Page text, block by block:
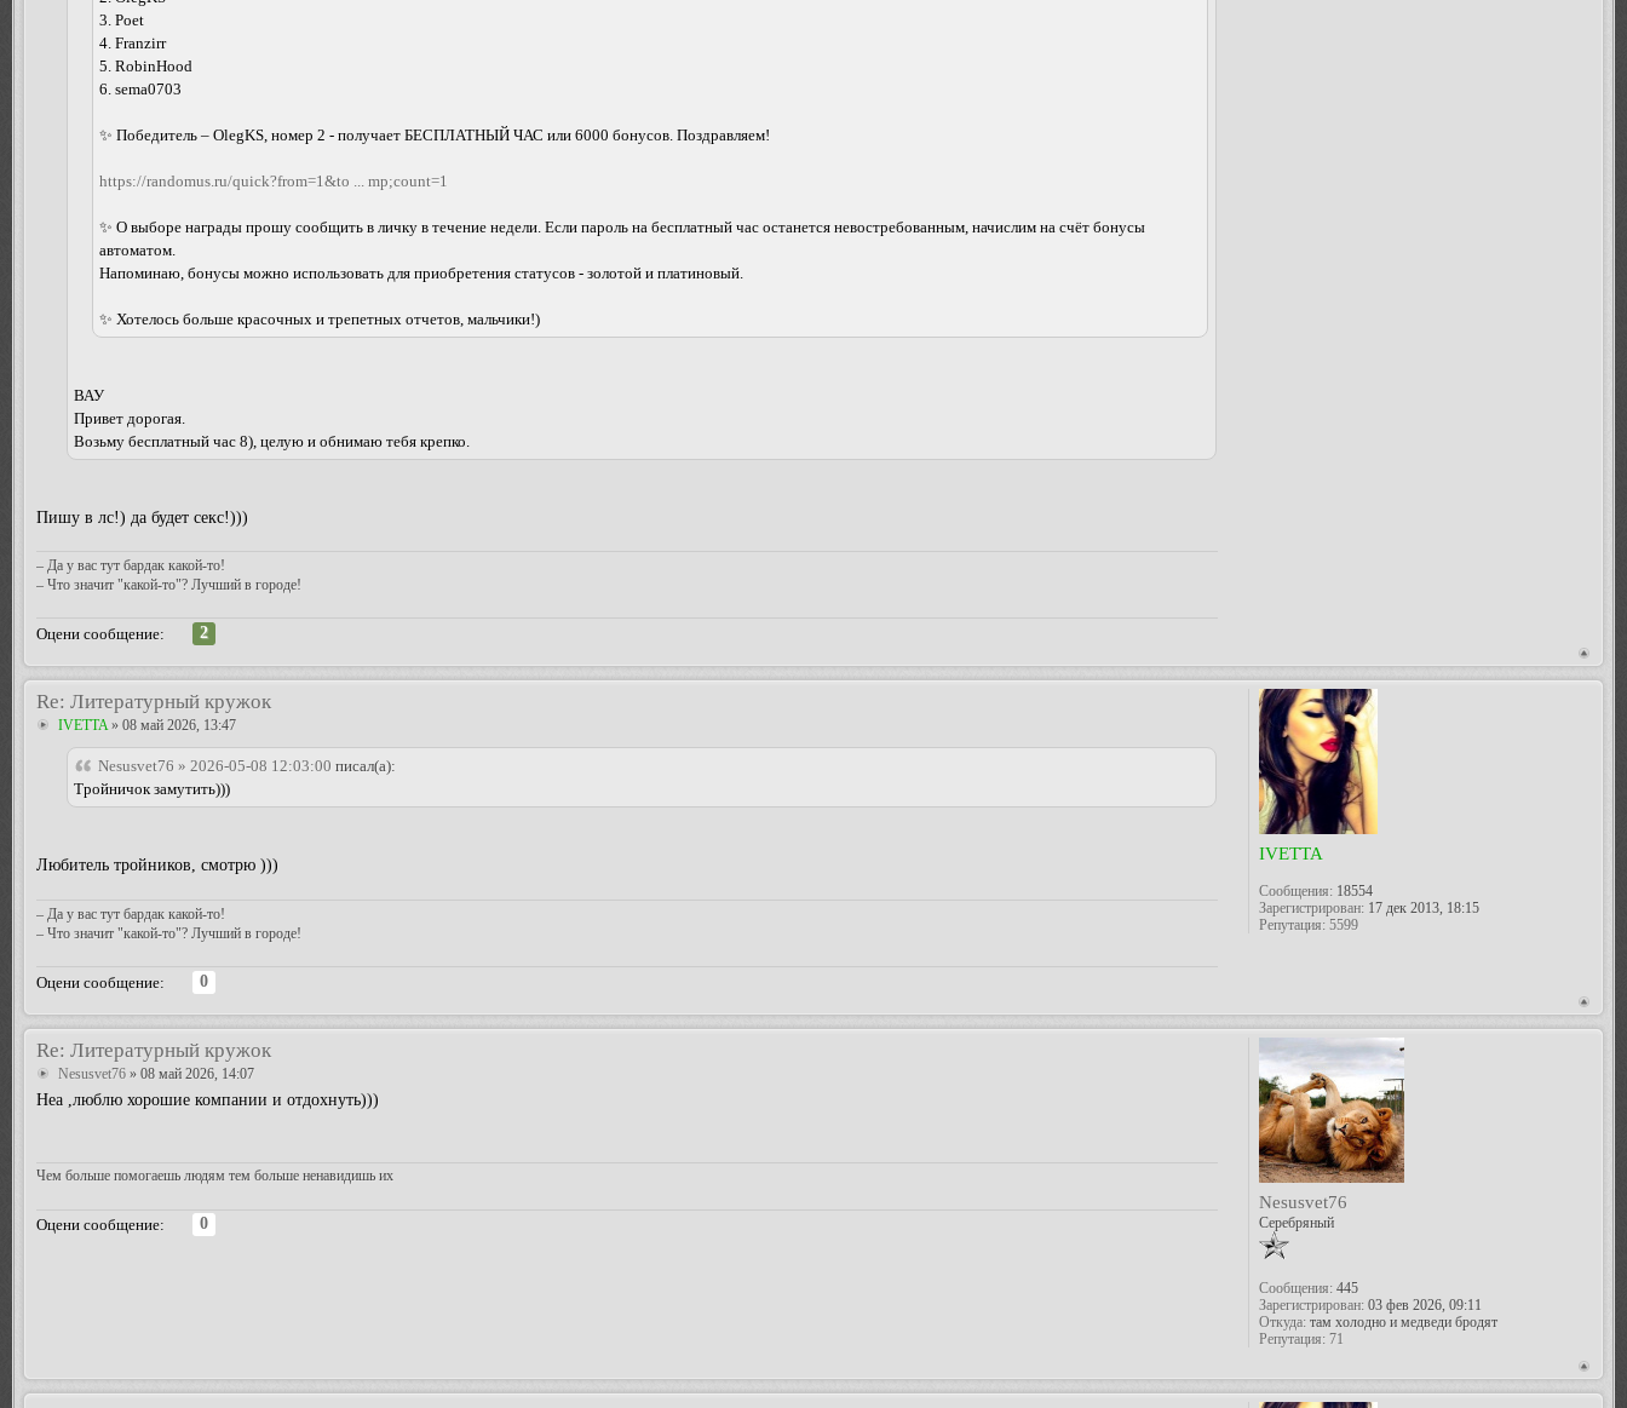
3. Poet
4. Franzirr
5. RobinHood
6. sema0703
✨ Победитель – OlegKS, номер 2 - получает БЕСПЛАТНЫЙ ЧАС или 6000 бонусов. Поздравляем!
https://randomus.ru/quick?from=1&to ... mp;count=1
✨ О выборе награды прошу сообщить в личку в течение недели. Если пароль на бесплатный час останется невостребованным, начислим на счёт бонусы
автоматом.
Напоминаю, бонусы можно использовать для приобретения статусов - золотой и платиновый.
✨ Хотелось больше красочных и трепетных отчетов, мальчики!)
ВАУ
Привет дорогая.
Возьму бесплатный час 8), целую и обнимаю тебя крепко.
Пишу в лс!) да будет секс!)))
– Да у вас тут бардак какой-то!
– Что значит "какой-то"? Лучший в городе!
Оцени сообщение: 2
Re: Литературный кружок
IVETTA» 08 май 2026, 13:47
Nesusvet76 » 2026-05-08 12:03:00 писал(а):
Тройничок замутить)))
Любитель тройников, смотрю )))
– Да у вас тут бардак какой-то!
– Что значит "какой-то"? Лучший в городе!
Оцени сообщение: 0
IVETTA
Сообщения:18554
Зарегистрирован:17 дек 2013, 18:15
Репутация: 5599
Re: Литературный кружок
Nesusvet76 » 08 май 2026, 14:07
Неа ,люблю хорошие компании и отдохнуть)))
Чем больше помогаешь людям тем больше ненавидишь их
Оцени сообщение: 0
Nesusvet76
Серебряный
Сообщения:445
Зарегистрирован:03 фев 2026, 09:11
Откуда:там холодно и медведи бродят
Репутация: 71